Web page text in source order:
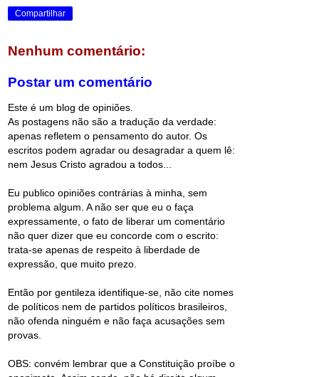
Compartilhar
Nenhum comentário:
Postar um comentário
Este é um blog de opiniões.
As postagens não são a tradução da verdade:
apenas refletem o pensamento do autor. Os
escritos podem agradar ou desagradar a quem lê:
nem Jesus Cristo agradou a todos...
Eu publico opiniões contrárias à minha, sem
problema algum. A não ser que eu o faça
expressamente, o fato de liberar um comentário
não quer dizer que eu concorde com o escrito:
trata-se apenas de respeito à liberdade de
expressão, que muito prezo.
Então por gentileza identifique-se, não cite nomes
de políticos nem de partidos políticos brasileiros,
não ofenda ninguém e não faça acusações sem
provas.
OBS: convém lembrar que a Constituição proíbe o